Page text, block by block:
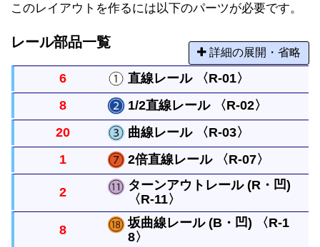
このレイアウトを作るには以下のパーツが必要です。
レール部品一覧
詳細の展開・省略
6 直線レール 〈R-01〉
まっすぐなレールですべてのレールの基本になる長
さです。
8 1/2直線レール 〈R-02〉
直線レールの半分の長さのまっすぐなレールです。
20 曲線レール 〈R-03〉
曲がったレールで半径は直線レール１本と同じで
す。円には８本必要です。
1 2倍直線レール 〈R-07〉
直線レール２本の長さのある真っすぐなレールで
2
ターンアウトレール (R・凹)
〈R-11〉
直線レールから分かれるレールです。曲がったレー
8
坂曲線レール (B・凹) 〈R-1
8〉